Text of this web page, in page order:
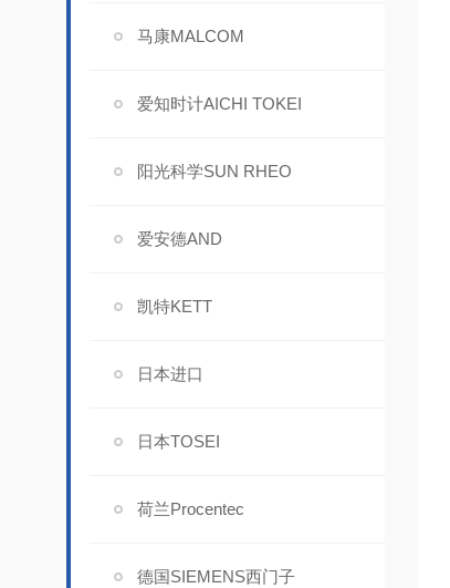
马康MALCOM
爱知时计AICHI TOKEI
阳光科学SUN RHEO
爱安德AND
凯特KETT
日本进口
日本TOSEI
荷兰Procentec
德国SIEMENS西门子